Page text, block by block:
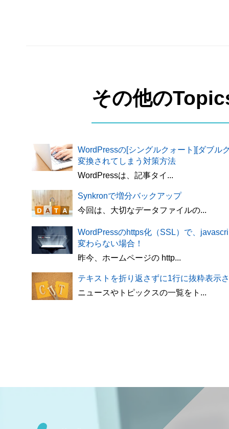
その他の
WordPressの[シングルクォート][ダブル
変換されてしまう対策方法
WordPressは、記事タイ...
Synkronで増分バックアップ
今回は、大切なデータファイルの...
WordPressのhttps化（SSL）で、
変わらない場合！
昨今、ホームページの http...
テキストを折り返さずに1行に抜粋表示
ニュースやトピックスの一覧をト...